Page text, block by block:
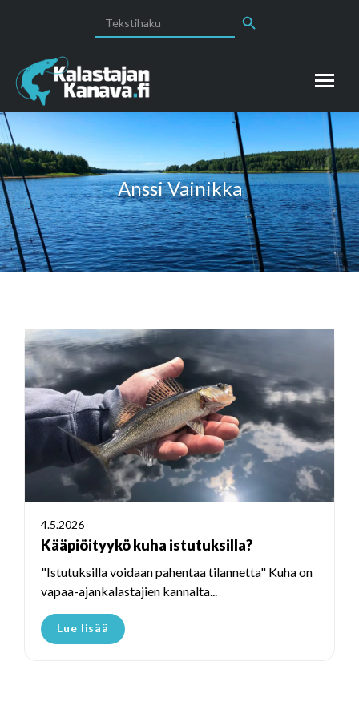
for:
Anssi Vainikka
4.5.2026
Kääpiöityykö kuha istutuksilla?
"Istutuksilla voidaan pahentaa tilannetta" Kuha on
vapaa-ajankalastajien kannalta...
Lue lisää